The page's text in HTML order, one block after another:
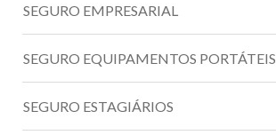
SEGURO EMPRESARIAL
SEGURO EQUIPAMENTOS PORTÁTEIS
SEGURO ESTAGIÁRIOS